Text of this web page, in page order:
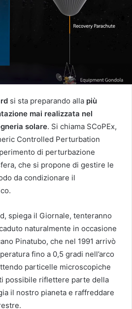
si sta preparando alla più
mai realizzata nel
solare. Si chiama SCoPEx,
Controlled Perturbation
di perturbazione
che si propone di gestire le
da condizionare il
spiega il Giornale, tenteranno
naturalmente in occasione
Pinatubo, che nel 1991 arrivò
fino a 0,5 gradi nell’arco
particelle microscopiche
possibile riflettere parte della
il nostro pianeta e raffreddare